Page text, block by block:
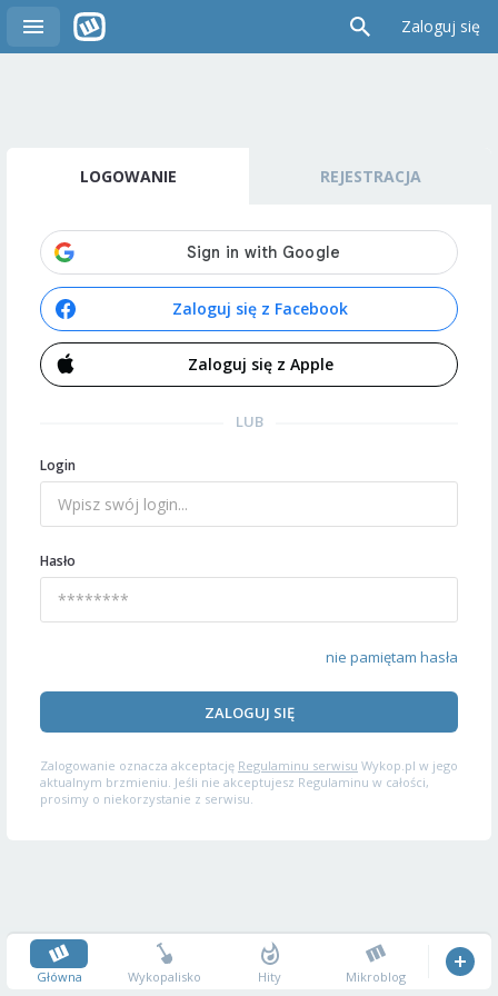
Zaloguj się
LOGOWANIE REJESTRACJA
Zaloguj się z Facebook
Zaloguj się z Apple
LUB
Login
Hasło
nie pamiętam hasła
ZALOGUJ SIĘ
Zalogowanie oznacza akceptację Regulaminu serwisu Wykop.pl w jego
aktualnym brzmieniu. Jeśli nie akceptujesz Regulaminu w całości,
prosimy o niekorzystanie z serwisu.
Główna Wykopalisko Hity Mikroblog